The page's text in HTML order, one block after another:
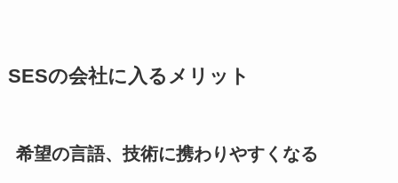
SESの会社に入るメリット
希望の言語、技術に携わりやすくなる